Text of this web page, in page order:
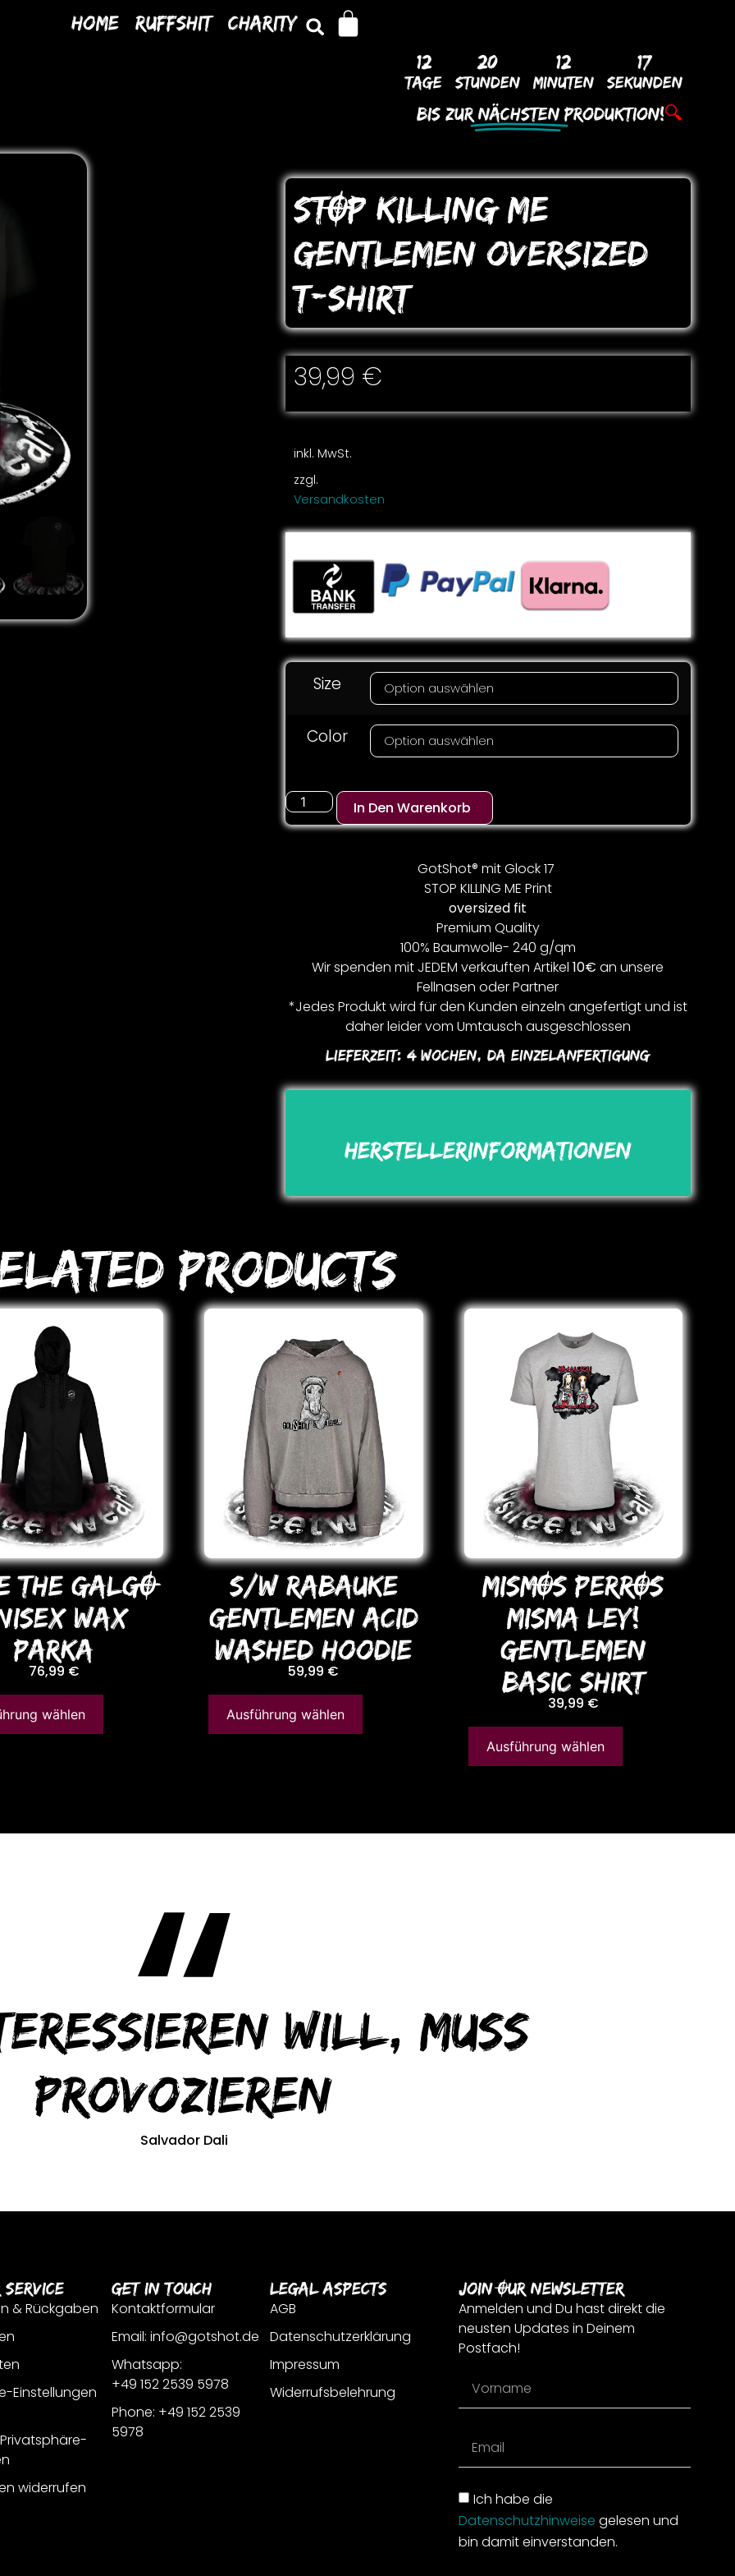
Home Ruffshit
Charity
12
Tage
20
Stunden
12
Minuten
16
Sekunden
Bis ZurNächsten Produktion!🔍
STOP KILLING ME
GENTLEMEN oVERSIZED
T-SHIRT
39,99 €
inkl. MwSt.
zzgl.
Versandkosten
Size
Color
In Den Warenkorb
GotShot® mit Glock 17
STOP KILLING ME Print
oversized fit
Premium Quality
100% Baumwolle- 240 g/qm
Wir spenden mit JEDEM verkauften Artikel10€ an unsere
Fellnasen oder Partner
*Jedes Produkt wird für den Kunden einzeln angefertigt und ist
daher leider vom Umtausch ausgeschlossen
Lieferzeit:4 Wochen, Da Einzelanfertigung
Herstellerinformationen
Products
THE GALGO
WAX
PARKA
76,99 €
wählen
S/W RABAUKE
GENTLEMEN ACID
WASHED HooDIE
59,99 €
Ausführung wählen
MISMOS PERROS
MISMA LEY!
GENTLEMEN
BASIC SHIRT
39,99 €
Ausführung wählen
will, muss
provozieren
Salvador Dali
Service
& Rückgaben
Einstellungen
widerrufen
Get In Touch
Kontaktformular
Email: info@gotshot.de
Whatsapp:
+49 152 2539 5978
Phone: +49 152 2539
5978
Legal Aspects
AGB
Datenschutzerklärung
Impressum
Widerrufsbelehrung
Join Our Newsletter
Anmelden und Du hast direkt die
neusten Updates in Deinem
Postfach!
Ich habe die
Datenschutzhinweise gelesen und
bin damit einverstanden.